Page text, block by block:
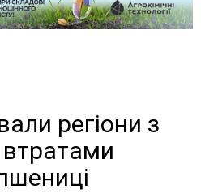
регіони з